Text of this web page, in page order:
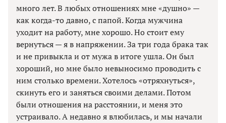
много лет. В любых отношениях мне «душно» —
как когда-то давно, с папой. Когда мужчина
уходит на работу, мне хорошо. Но стоит ему
вернуться — я в напряжении. За три года брака так
и не привыкла и от мужа в итоге ушла. Он был
хороший, но мне было невыносимо проводить с
ним столько времени. Хотелось «отряхнуться»,
скинуть его и заняться своими делами. Потом
были отношения на расстоянии, и меня это
устраивало. А недавно я влюбилась, и мы начали